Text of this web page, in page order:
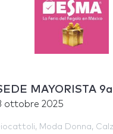
MAYORISTA
ottobre 2025
, Moda Donna,